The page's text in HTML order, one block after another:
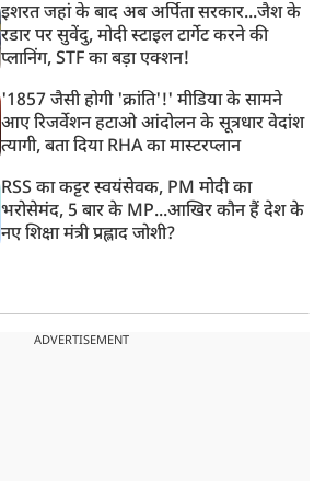
इशरत जहां के बाद अब अर्पिता सरकार...जैश के
रडार पर सुवेंदु, मोदी स्टाइल टार्गेट करने की
प्लानिंग, STF का बड़ा एक्शन!
'1857 जैसी होगी 'क्रांति'!' मीडिया के सामने
आए रिजर्वेशन हटाओ आंदोलन के सूत्रधार वेदांश
त्यागी, बता दिया RHA का मास्टरप्लान
RSS का कट्टर स्वयंसेवक, PM मोदी का
भरोसेमंद, 5 बार के MP...आखिर कौन हैं देश के
नए शिक्षा मंत्री प्रह्लाद जोशी?
ADVERTISEMENT